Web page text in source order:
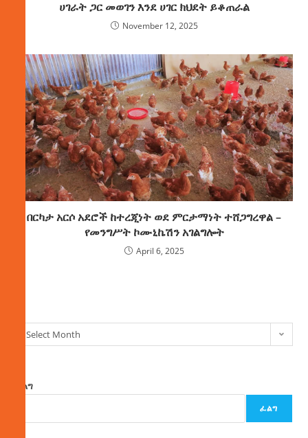
ሀገራት ጋር መወገን እንደ ሀገር ክህደት ይቆጠራል
November 12, 2025
በርካታ አርሶ አደሮች ከተረጂነት ወደ ምርታማነት ተሸጋግረዋል –
የመንግሥት ኮሙኒኬሽን አገልግሎት
April 6, 2025
Select Month
ፈልግ
ፈልግ